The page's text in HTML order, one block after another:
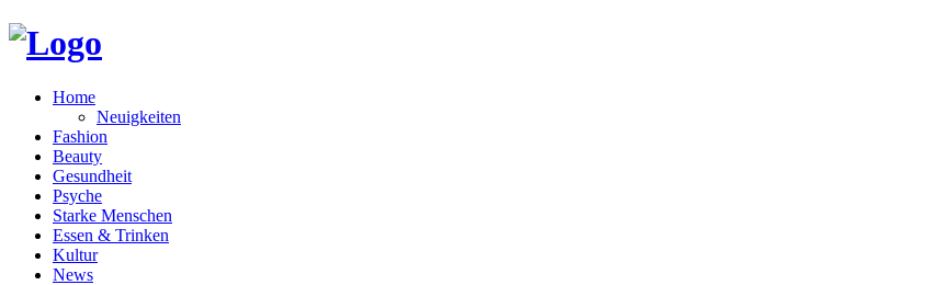
Home
Neuigkeiten
Fashion
Beauty
Gesundheit
Psyche
Starke Menschen
Essen & Trinken
Kultur
News